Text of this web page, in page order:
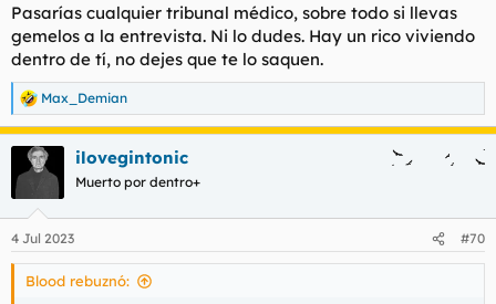
Pasarías cualquier tribunal médico, sobre todo si llevas
gemelos a la entrevista. Ni lo dudes. Hay un rico viviendo
dentro de tí, no dejes que te lo saquen.
R
e
a
c
e
s
Max_Demian
ilovegintonic
Muerto por dentro+
4 Jul 2023 #70
Blood rebuznó: